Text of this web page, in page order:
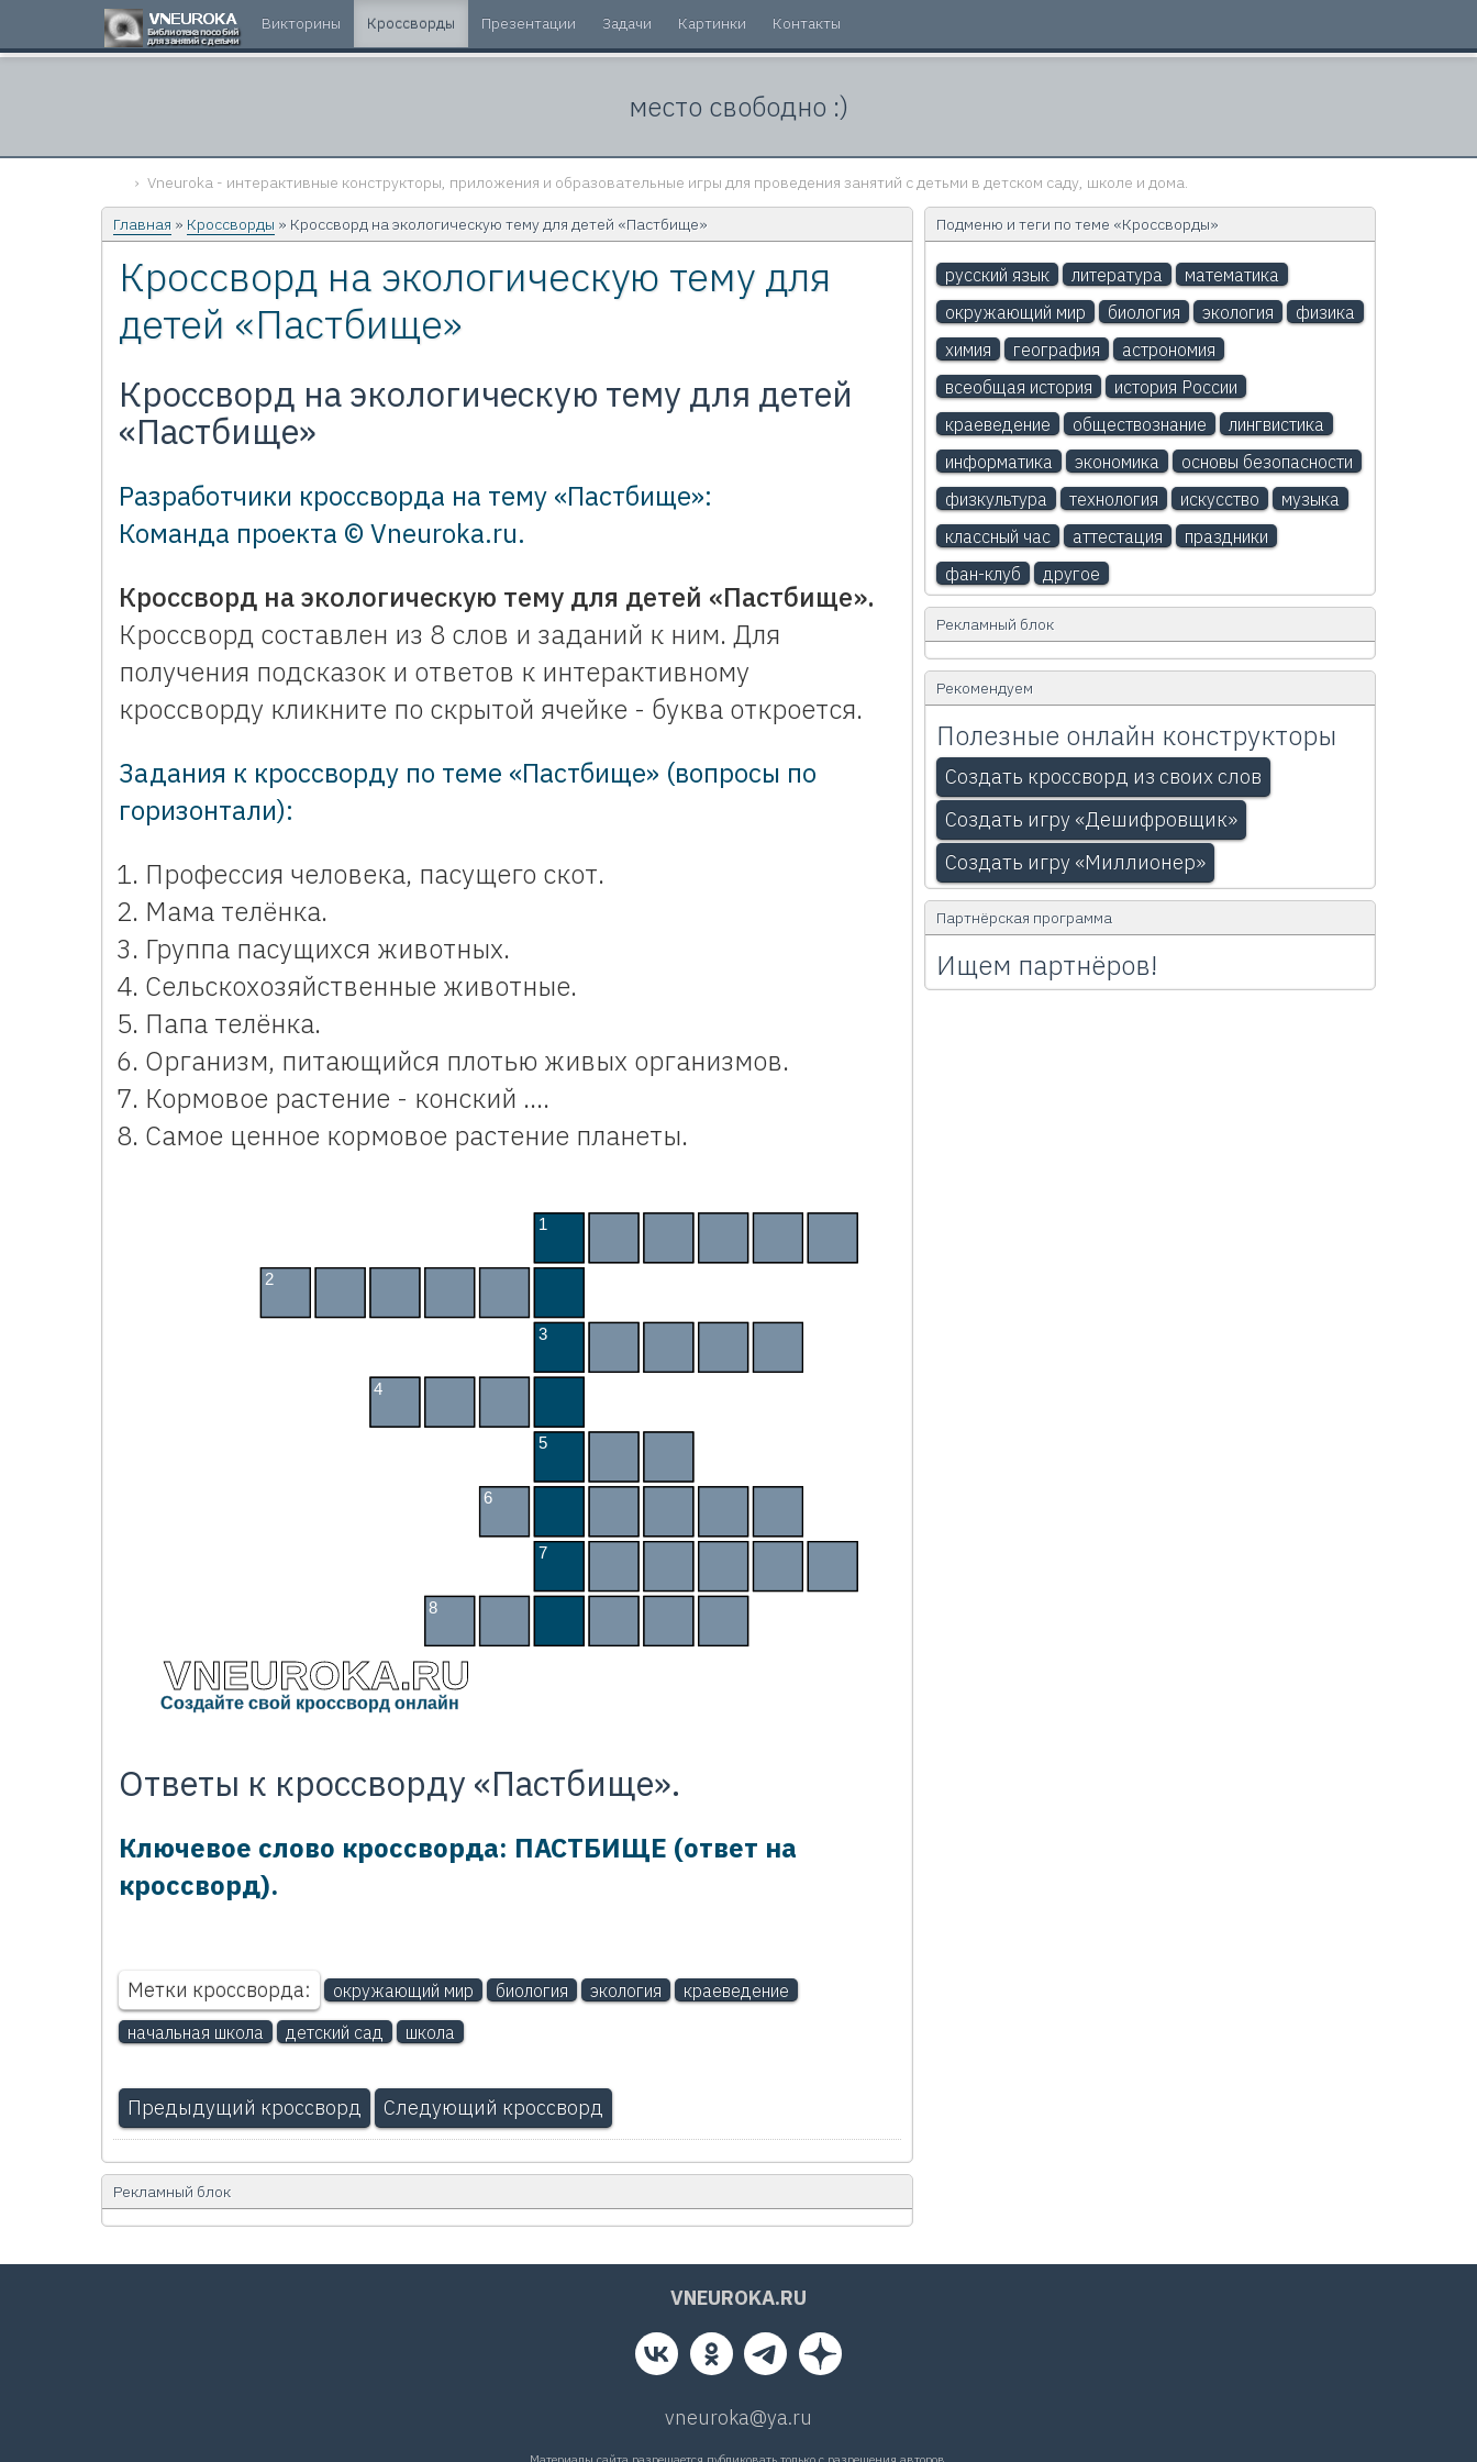
Викторины Кроссворды Презентации Задачи Картинки Контакты
место свободно :)
Vneuroka - интерактивные конструкторы, приложения и образовательные игры для проведения занятий с детьми в детском саду, школе и дома.
Главная » Кроссворды » Кроссворд на экологическую тему для детей «Пастбище»
Кроссворд на экологическую тему для
детей «Пастбище»
Кроссворд на экологическую тему для детей
«Пастбище»
Разработчики кроссворда на тему «Пастбище»:
Команда проекта © Vneuroka.ru.
Кроссворд на экологическую тему для детей «Пастбище».
Кроссворд составлен из 8 слов и заданий к ним. Для
получения подсказок и ответов к интерактивному
кроссворду кликните по скрытой ячейке - буква откроется.
Задания к кроссворду по теме «Пастбище» (вопросы по
горизонтали):
Профессия человека, пасущего скот.
Мама телёнка.
Группа пасущихся животных.
Сельскохозяйственные животные.
Папа телёнка.
Организм, питающийся плотью живых организмов.
Кормовое растение - конский ….
Самое ценное кормовое растение планеты.
VNEUROKA.RU
Создайте свой кроссворд онлайн
П
С
С
Б
Х
Щ
1
2
3
4
5
6
7
8
Ответы к кроссворду «Пастбище».
Ключевое слово кроссворда: ПАСТБИЩЕ (ответ на
кроссворд).
Метки кроссворда: окружающий мир биология экология
краеведение
начальная школа
детский сад школа
Предыдущий кроссворд Следующий кроссворд
Рекламный блок
Подменю и теги по теме «Кроссворды»
русский язык литература
математика
окружающий мир
биология экология
физика
химия
география
астрономия
всеобщая история
история России
краеведение
обществознание
лингвистика
информатика
экономика
основы безопасности
физкультура
технология искусство
музыка
классный час
аттестация
праздники
фан-клуб
другое
Рекламный блок
Рекомендуем
Полезные онлайн конструкторы
Создать кроссворд из своих слов
Создать игру «Дешифровщик»
Создать игру «Миллионер»
Партнёрская программа
Ищем партнёров!
VNEUROKA.RU
vneuroka@ya.ru